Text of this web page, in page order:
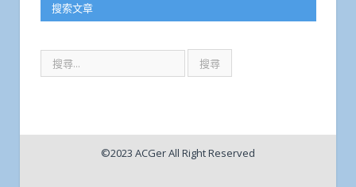
搜索文章
©2023 ACGer All Right Reserved